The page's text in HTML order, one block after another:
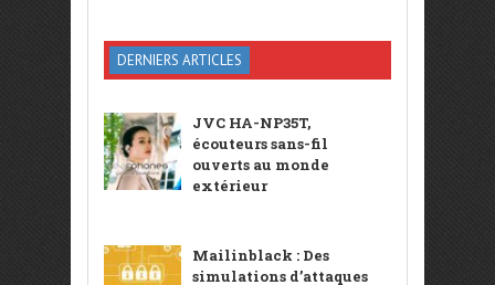
DERNIERS ARTICLES
JVC HA-NP35T,
écouteurs sans-fil
ouverts au monde
extérieur
Mailinblack : Des
simulations d’attaques